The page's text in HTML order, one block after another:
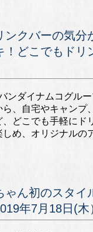
ンクバーの気分
！どこでもドリ
ンダイナムコグル
ら、自宅やキャンプ
、どこでも手軽にド
しめ、オリジナルの
ゃん初のスタイ
年7月18日(木